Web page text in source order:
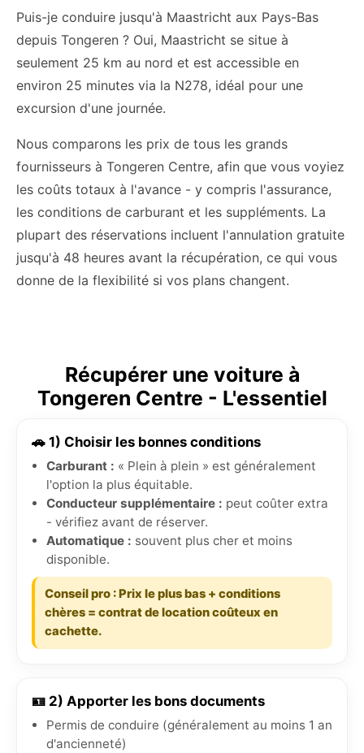
Puis-je conduire jusqu'à Maastricht aux Pays-Bas
depuis Tongeren ? Oui, Maastricht se situe à
seulement 25 km au nord et est accessible en
environ 25 minutes via la N278, idéal pour une
excursion d'une journée.
Nous comparons les prix de tous les grands
fournisseurs à Tongeren Centre, afin que vous voyiez
les coûts totaux à l'avance - y compris l'assurance,
les conditions de carburant et les suppléments. La
plupart des réservations incluent l'annulation gratuite
jusqu'à 48 heures avant la récupération, ce qui vous
donne de la flexibilité si vos plans changent.
Récupérer une voiture à
Tongeren Centre - L'essentiel
🚗 1) Choisir les bonnes conditions
Carburant : « Plein à plein » est généralement
l'option la plus équitable.
Conducteur supplémentaire : peut coûter extra
- vérifiez avant de réserver.
Automatique : souvent plus cher et moins
disponible.
Conseil pro : Prix le plus bas + conditions
chères = contrat de location coûteux en
cachette.
🪪 2) Apporter les bons documents
Permis de conduire (généralement au moins 1 an
d'ancienneté)